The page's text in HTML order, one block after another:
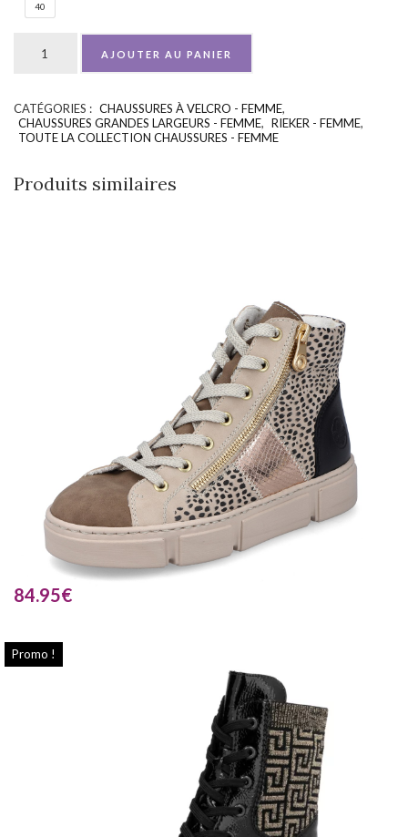
40
AJOUTER AU PANIER
CATÉGORIES : CHAUSSURES À VELCRO - FEMME,
CHAUSSURES GRANDES LARGEURS - FEMME, RIEKER - FEMME,
TOUTE LA COLLECTION CHAUSSURES - FEMME
Produits similaires
84.95€
Promo !